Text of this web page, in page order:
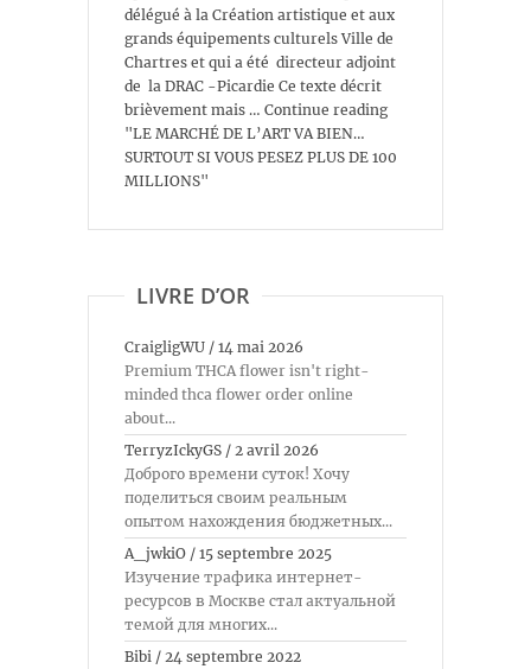
délégué à la Création artistique et aux
grands équipements culturels Ville de
Chartres et qui a été directeur adjoint
de la DRAC -Picardie Ce texte décrit
brièvement mais … Continue reading
"LE MARCHÉ DE L’ART VA BIEN…
SURTOUT SI VOUS PESEZ PLUS DE 100
MILLIONS"
LIVRE D’OR
CraigligWU / 14 mai 2026
Premium THCA flower isn't right-
minded thca flower order online
about...
TerryzIckyGS / 2 avril 2026
Доброго времени суток! Хочу
поделиться своим реальным
опытом нахождения бюджетных...
A_jwkiO / 15 septembre 2025
Изучение трафика интернет-
ресурсов в Москве стал актуальной
темой для многих...
Bibi / 24 septembre 2022